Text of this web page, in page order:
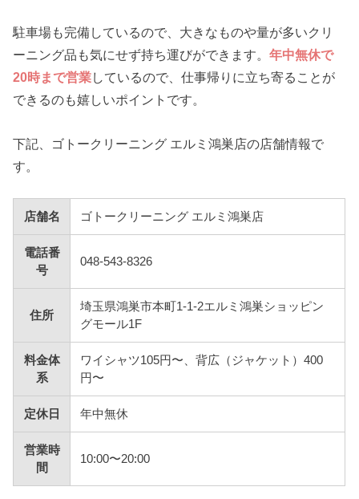
駐車場も完備しているので、大きなものや量が多いクリ
ーニング品も気にせず持ち運びができます。年中無休で
20時まで営業しているので、仕事帰りに立ち寄ることが
できるのも嬉しいポイントです。
下記、ゴトークリーニング エルミ鴻巣店の店舗情報で
す。
店舗名 ゴトークリーニング エルミ鴻巣店
電話番
号
048-543-8326
住所
埼玉県鴻巣市本町1-1-2エルミ鴻巣ショッピン
グモール1F
料金体
系
ワイシャツ105円〜、背広（ジャケット）400
円〜
定休日 年中無休
営業時
間
10:00〜20:00